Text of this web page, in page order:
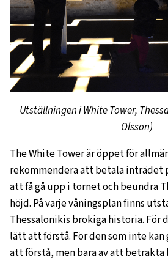
Utställningen i White Tower,
Olsson)
The White Tower är öppet för
rekommendera att betala inträdet
att få gå upp i tornet och beundra
höjd. På varje våningsplan finns
Thessalonikis brokiga historia. För
lätt att förstå. För den som inte
att förstå, men bara av att betrakta